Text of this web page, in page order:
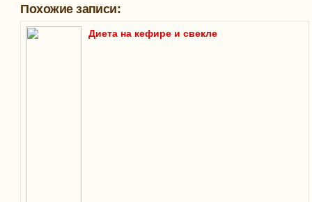
Похожие записи:
Диета на кефире и свекле